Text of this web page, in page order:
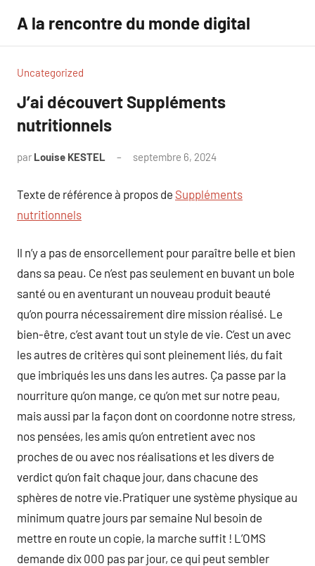
contenu
A la rencontre du monde digital
Uncategorized
J’ai découvert Suppléments
nutritionnels
par Louise KESTEL septembre 6, 2024
Texte de référence à propos de Suppléments
nutritionnels
Il n’y a pas de ensorcellement pour paraître belle et bien
dans sa peau. Ce n’est pas seulement en buvant un bole
santé ou en aventurant un nouveau produit beauté
qu’on pourra nécessairement dire mission réalisé. Le
bien-être, c’est avant tout un style de vie. C’est un avec
les autres de critères qui sont pleinement liés, du fait
que imbriqués les uns dans les autres. Ça passe par la
nourriture qu’on mange, ce qu’on met sur notre peau,
mais aussi par la façon dont on coordonne notre stress,
nos pensées, les amis qu’on entretient avec nos
proches de ou avec nos réalisations et les divers de
verdict qu’on fait chaque jour, dans chacune des
sphères de notre vie.Pratiquer une système physique au
minimum quatre jours par semaine Nul besoin de
mettre en route un copie, la marche suffit ! L’OMS
demande dix 000 pas par jour, ce qui peut sembler